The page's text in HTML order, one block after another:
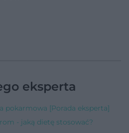
eksperta
pokarmowa [Porada eksperta]
- jaką dietę stosować?